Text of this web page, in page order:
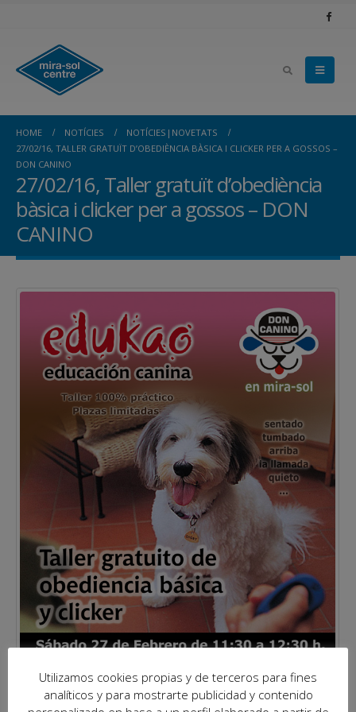
HOME NOTÍCIES
NOTÍCIES|NOVETATS
27/02/16, TALLER GRATUÏT D’OBEDIÈNCIA BÀSICA I CLICKER PER A GOSSOS –
DON CANINO
27/02/16, Taller gratuït d’obediència
bàsica i clicker per a gossos – DON
CANINO
Utilizamos cookies propias y de terceros para fines
analíticos y para mostrarte publicidad y contenido